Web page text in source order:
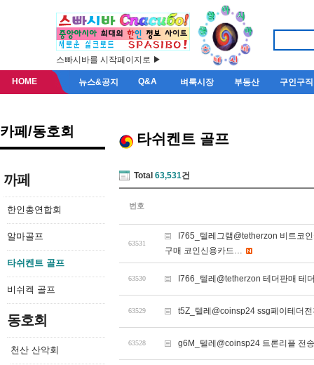
스빠시바를 시작페이지로 ▶
HOME 뉴스&공지 Q&A 벼룩시장 부동산 구인구직
카페/동호회
까페
한인총연합회
알마골프
타쉬켄트 골프
비쉬켁 골프
동호회
천산 산악회
타쉬켄트 골프
Total 63,531건
번호
63531
I765_텔레그램@tetherzon 비트코
구매 코인신용카드…
63530 I766_텔레@tetherzon 테더판매 테
63529 t5Z_텔레@coinsp24 ssg페이테더
63528 g6M_텔레@coinsp24 트론리플 전